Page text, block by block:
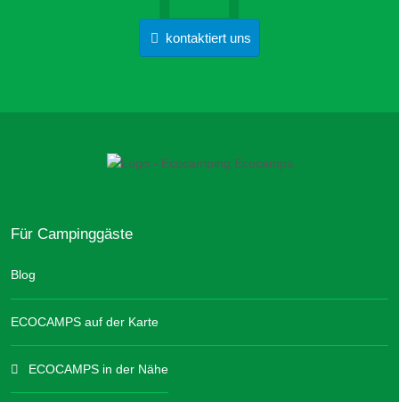
kontaktiert uns
Für Campinggäste
Blog
ECOCAMPS auf der Karte
ECOCAMPS in der Nähe